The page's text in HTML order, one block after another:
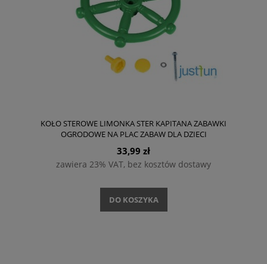
KOŁO STEROWE LIMONKA STER KAPITANA ZABAWKI
OGRODOWE NA PLAC ZABAW DLA DZIECI
33,99 zł
zawiera 23% VAT, bez kosztów dostawy
DO KOSZYKA